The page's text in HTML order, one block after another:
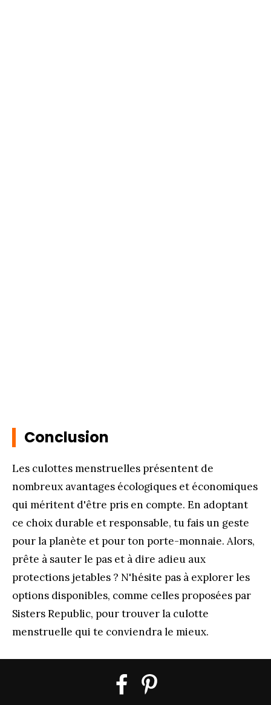
Conclusion
Les culottes menstruelles présentent de
nombreux avantages écologiques et économiques
qui méritent d'être pris en compte. En adoptant
ce choix durable et responsable, tu fais un geste
pour la planète et pour ton porte-monnaie. Alors,
prête à sauter le pas et à dire adieu aux
protections jetables ? N'hésite pas à explorer les
options disponibles, comme celles proposées par
Sisters Republic, pour trouver la culotte
menstruelle qui te conviendra le mieux.